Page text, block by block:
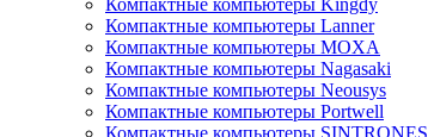
Компактные компьютеры Kingdy
Компактные компьютеры Lanner
Компактные компьютеры MOXA
Компактные компьютеры Nagasaki
Компактные компьютеры Neousys
Компактные компьютеры Portwell
Компактные компьютеры SINTRONES